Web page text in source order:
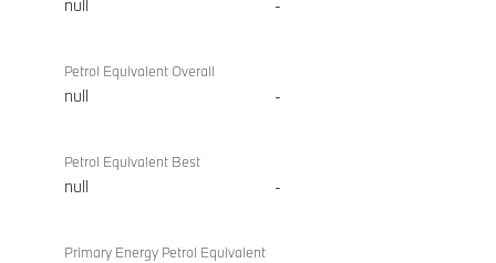
null -
Petrol Equivalent Overall
null -
Petrol Equivalent Best
null -
Primary Energy Petrol Equivalent